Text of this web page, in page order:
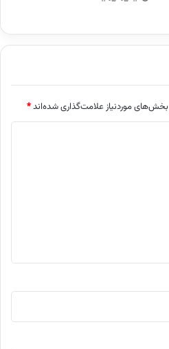
بخش‌های موردنیاز علامت‌گذاری شده‌اند*